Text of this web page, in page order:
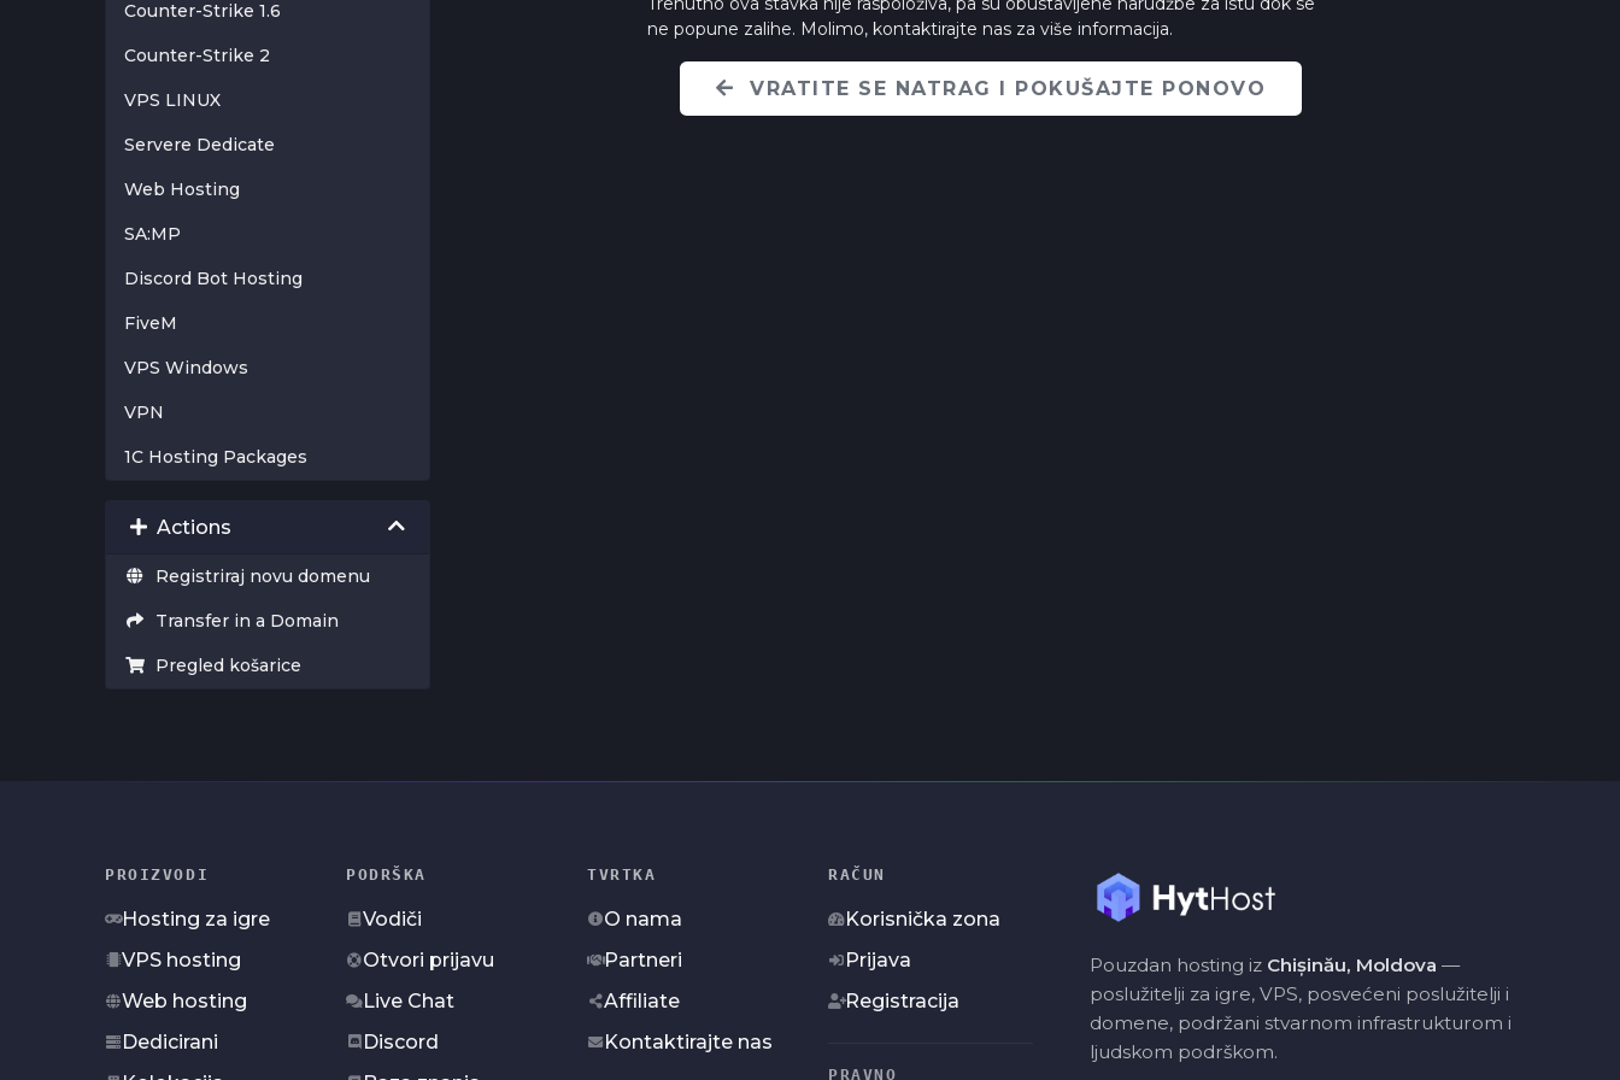
Counter-Strike 1.6
Counter-Strike 2
VPS LINUX
Servere Dedicate
Web Hosting
SA:MP
Discord Bot Hosting
FiveM
VPS Windows
VPN
1C Hosting Packages
Actions
Registriraj novu domenu
Transfer in a Domain
Pregled košarice
ne popune zalihe. Molimo, kontaktirajte nas za više informacija.
VRATITE SE NATRAG I POKUŠAJTE PONOVO
PROIZVODI
Hosting za igre
VPS hosting
Web hosting
Dedicirani
PODRŠKA
Vodiči
Otvori prijavu
Live Chat
Discord
TVRTKA
O nama
Partneri
Affiliate
Kontaktirajte nas
RAČUN
Korisnička zona
Prijava
Registracija
PRAVNO
Pouzdan hosting iz Chișinău, Moldova —
poslužitelji za igre, VPS, posvećeni poslužitelji i
domene, podržani stvarnom infrastrukturom i
ljudskom podrškom.